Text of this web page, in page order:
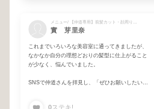
實 芽里奈
これまでいろいろな美容室に通ってきましたが、
なかなか自分の理想どおりの髪型に仕上がること
が少なく、悩んでいました。
SNSで仲道さんを拝見し、「ぜひお願いしたい」
0ステキ!